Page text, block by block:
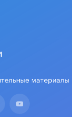
материалы